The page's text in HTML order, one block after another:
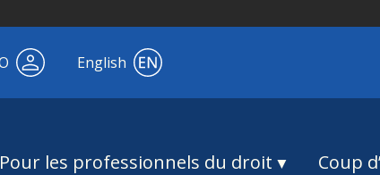
English
Pour les professionnels du droit Coup